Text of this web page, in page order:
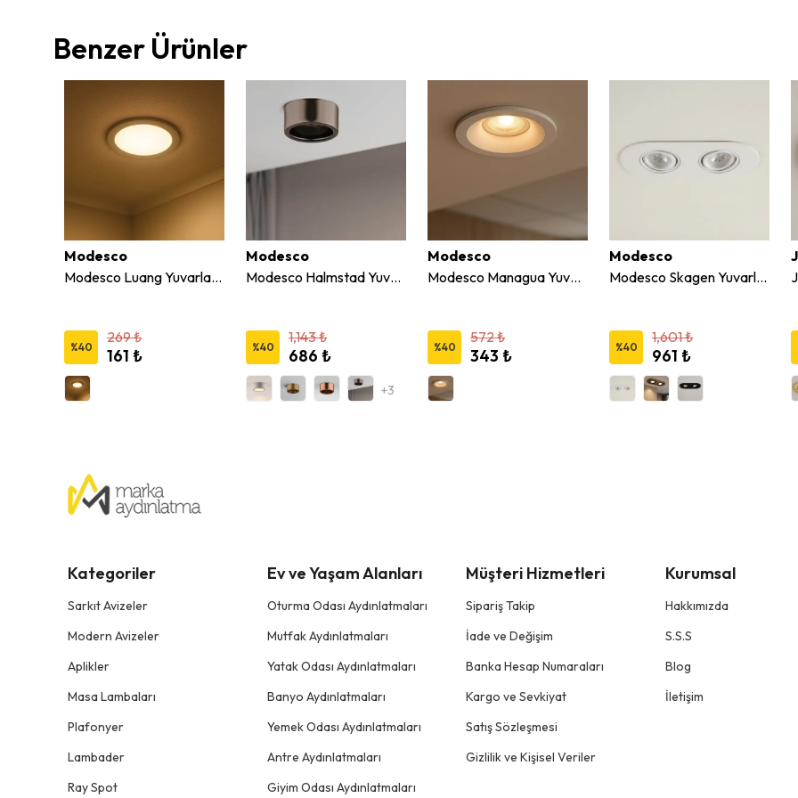
Benzer Ürünler
Modesco
Modesco Luang Yuvarlak 12W Sıva Altı Led Panel 3000K
%40
269 ₺
161 ₺
Modesco
Modesco Halmstad Yuvarlak Modern Sıva Altı Sabit Spot
%40
1,143 ₺
686 ₺
+3
Modesco
Modesco Managua Yuvarlak Sıva Altı Sabit Spot
%40
572 ₺
343 ₺
Modesco
Modesco Skagen Yuvarlak 2'li Sıva Altı Hareketli Spot
%40
1,601 ₺
961 ₺
Kategoriler
Sarkıt Avizeler
Modern Avizeler
Aplikler
Masa Lambaları
Plafonyer
Lambader
Ray Spot
Ev ve Yaşam Alanları
Oturma Odası Aydınlatmaları
Mutfak Aydınlatmaları
Yatak Odası Aydınlatmaları
Banyo Aydınlatmaları
Yemek Odası Aydınlatmaları
Antre Aydınlatmaları
Giyim Odası Aydınlatmaları
Müşteri Hizmetleri
Sipariş Takip
İade ve Değişim
Banka Hesap Numaraları
Kargo ve Sevkiyat
Satış Sözleşmesi
Gizlilik ve Kişisel Veriler
Kurumsal
Hakkımızda
S.S.S
Blog
İletişim